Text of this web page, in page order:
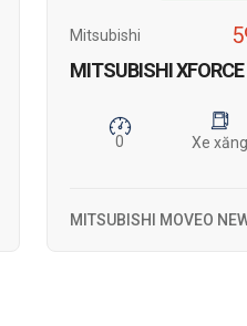
Mitsubishi
MITSUBISHI XFORCE
0 Xe xăng
MITSUBISHI MOVEO